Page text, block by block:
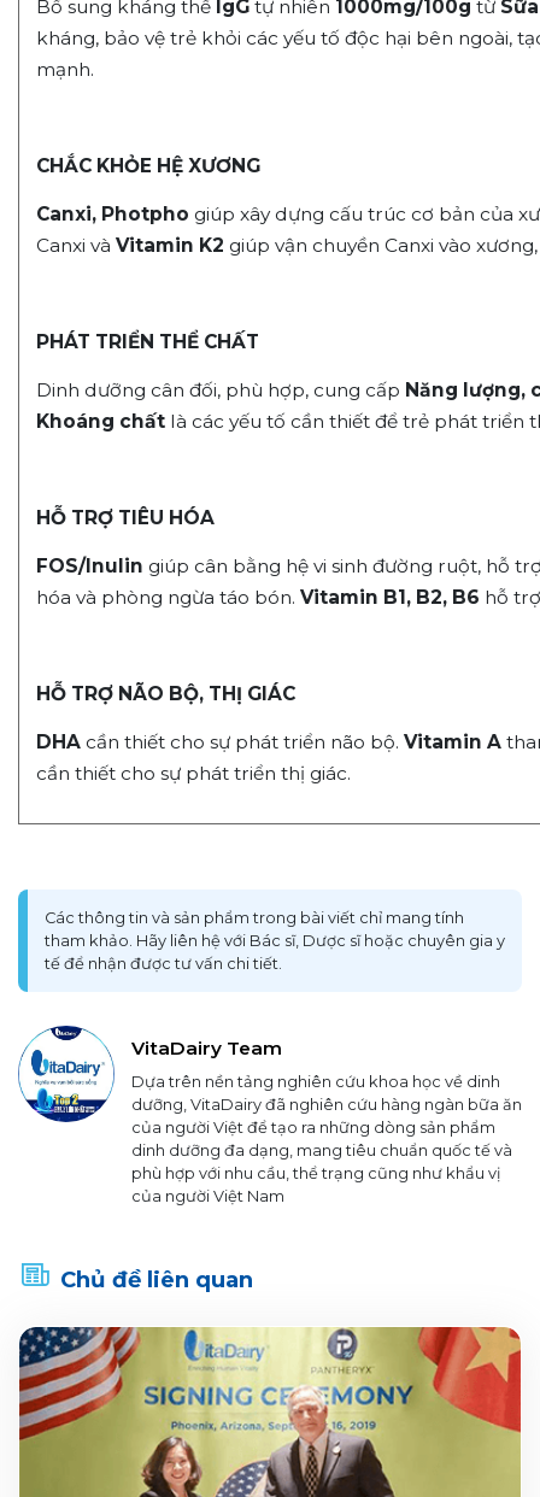
Bổ sung kháng thể IgG tự nhiên 1000mg/100g từ
kháng, bảo vệ trẻ khỏi các yếu tố độc hại bên ngoài,
mạnh.
CHẮC KHỎE HỆ XƯƠNG
Canxi, Photpho giúp xây dựng cấu trúc cơ bản của
Canxi và Vitamin K2 giúp vận chuyền Canxi vào
PHÁT TRIỂN THỂ CHẤT
Dinh dưỡng cân đối, phù hợp, cung cấp Năng lượng,
Khoáng chất là các yếu tố cần thiết để trẻ phát triển
HỖ TRỢ TIÊU HÓA
FOS/Inulin giúp cân bằng hệ vi sinh đường ruột, hỗ
hóa và phòng ngừa táo bón. Vitamin B1, B2, B6 hỗ
HỖ TRỢ NÃO BỘ, THỊ GIÁC
DHA cần thiết cho sự phát triển não bộ. Vitamin A
cần thiết cho sự phát triển thị giác.
Các thông tin và sản phẩm trong bài viết chỉ mang tính
tham khảo. Hãy liên hệ với Bác sĩ, Dược sĩ hoặc chuyên gia y
tế để nhận được tư vấn chi tiết.
VitaDairy Team
Dựa trên nền tảng nghiên cứu khoa học về dinh
dưỡng, VitaDairy đã nghiên cứu hàng ngàn bữa ăn
của người Việt để tạo ra những dòng sản phẩm
dinh dưỡng đa dạng, mang tiêu chuẩn quốc tế và
phù hợp với nhu cầu, thể trạng cũng như khẩu vị
của người Việt Nam
Chủ đề liên quan